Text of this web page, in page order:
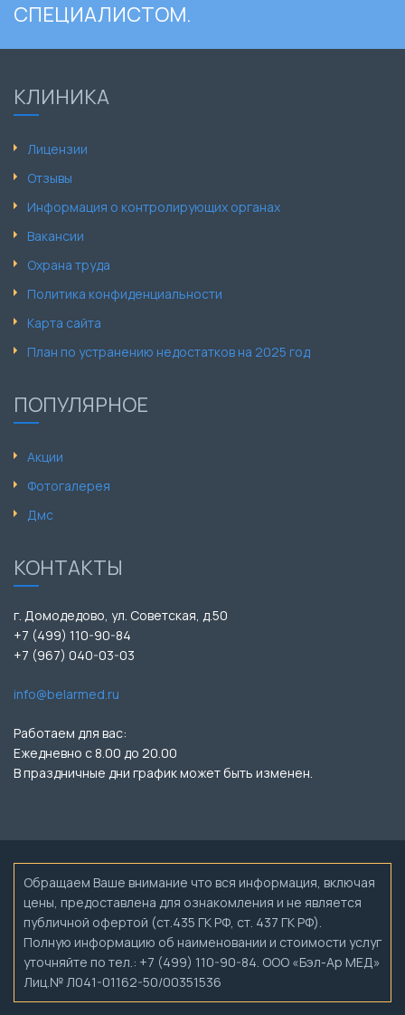
СПЕЦИАЛИСТОМ.
КЛИНИКА
Лицензии
Отзывы
Информация о контролирующих органах
Вакансии
Охрана труда
Политика конфиденциальности
Карта сайта
План по устранению недостатков на 2025 год
ПОПУЛЯРНОЕ
Акции
Фотогалерея
Дмс
КОНТАКТЫ
г. Домодедово, ул. Советская, д.50
+7 (499) 110-90-84
+7 (967) 040-03-03
info@belarmed.ru
Работаем для вас:
Ежедневно с 8.00 до 20.00
В праздничные дни график может быть изменен.
Обращаем Ваше внимание что вся информация, включая
цены, предоставлена для ознакомления и не является
публичной офертой (ст.435 ГК РФ, ст. 437 ГК РФ).
Полную информацию об наименовании и стоимости услуг
уточняйте по тел.: +7 (499) 110-90-84. ООО «Бэл-Ар МЕД»
Лиц.№ Л041-01162-50/00351536